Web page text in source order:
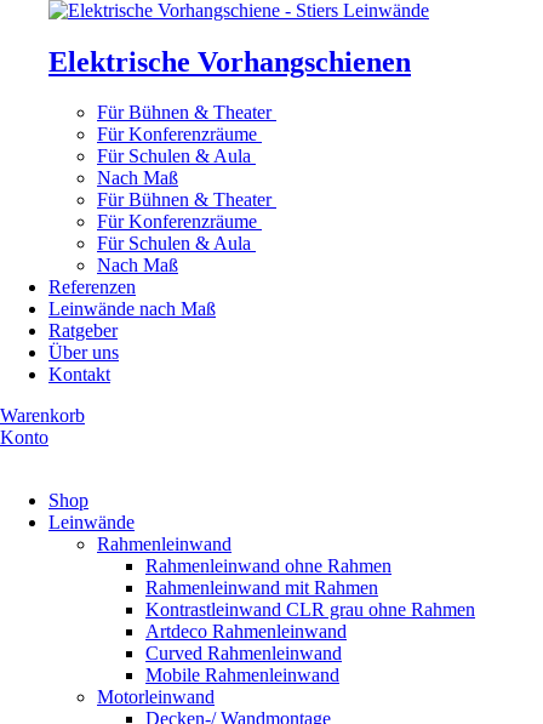
Elektrische Vorhangschienen
Für Bühnen & Theater
Für Konferenzräume
Für Schulen & Aula
Nach Maß
Für Bühnen & Theater
Für Konferenzräume
Für Schulen & Aula
Nach Maß
Referenzen
Leinwände nach Maß
Ratgeber
Über uns
Kontakt
Warenkorb
Konto
Shop
Leinwände
Rahmenleinwand
Rahmenleinwand ohne Rahmen
Rahmenleinwand mit Rahmen
Kontrastleinwand CLR grau ohne Rahmen
Artdeco Rahmenleinwand
Curved Rahmenleinwand
Mobile Rahmenleinwand
Motorleinwand
Decken-/ Wandmontage